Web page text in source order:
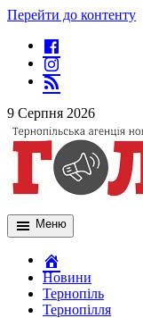
Перейти до контенту
9 Серпня 2026
Меню
Новини
Тернопіль
Тернопілля